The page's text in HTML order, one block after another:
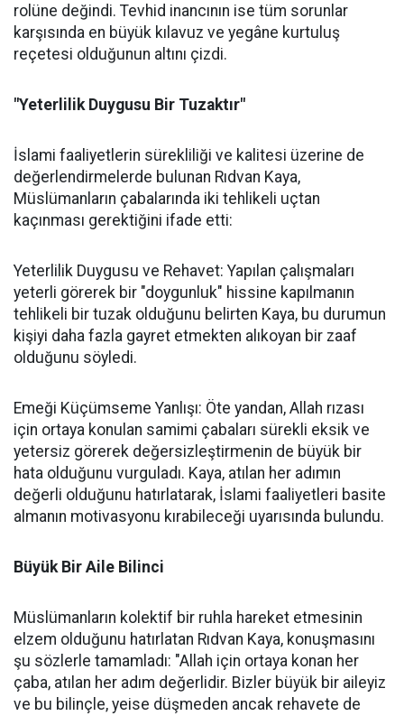
rolüne değindi. Tevhid inancının ise tüm sorunlar
karşısında en büyük kılavuz ve yegâne kurtuluş
reçetesi olduğunun altını çizdi.
"Yeterlilik Duygusu Bir Tuzaktır"
İslami faaliyetlerin sürekliliği ve kalitesi üzerine de
değerlendirmelerde bulunan Rıdvan Kaya,
Müslümanların çabalarında iki tehlikeli uçtan
kaçınması gerektiğini ifade etti:
Yeterlilik Duygusu ve Rehavet: Yapılan çalışmaları
yeterli görerek bir "doygunluk" hissine kapılmanın
tehlikeli bir tuzak olduğunu belirten Kaya, bu durumun
kişiyi daha fazla gayret etmekten alıkoyan bir zaaf
olduğunu söyledi.
Emeği Küçümseme Yanlışı: Öte yandan, Allah rızası
için ortaya konulan samimi çabaları sürekli eksik ve
yetersiz görerek değersizleştirmenin de büyük bir
hata olduğunu vurguladı. Kaya, atılan her adımın
değerli olduğunu hatırlatarak, İslami faaliyetleri basite
almanın motivasyonu kırabileceği uyarısında bulundu.
Büyük Bir Aile Bilinci
Müslümanların kolektif bir ruhla hareket etmesinin
elzem olduğunu hatırlatan Rıdvan Kaya, konuşmasını
şu sözlerle tamamladı: "Allah için ortaya konan her
çaba, atılan her adım değerlidir. Bizler büyük bir aileyiz
ve bu bilinçle, yeise düşmeden ancak rehavete de